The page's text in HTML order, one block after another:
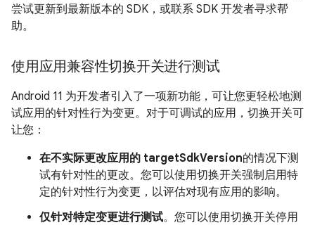
尝试更新到最新版本的 SDK，或联系 SDK 开发者寻求帮
助。
使用应用兼容性切换开关进行测试
Android 11 为开发者引入了一项新功能，可让您更轻松地测
试应用的针对性行为变更。对于可调试的应用，切换开关可
让您：
在不实际更改应用的 targetSdkVersion的情况下测
试有针对性的更改。您可以使用切换开关强制启用特
定的针对性行为变更，以评估对现有应用的影响。
仅针对特定变更进行测试。您可以使用切换开关停用